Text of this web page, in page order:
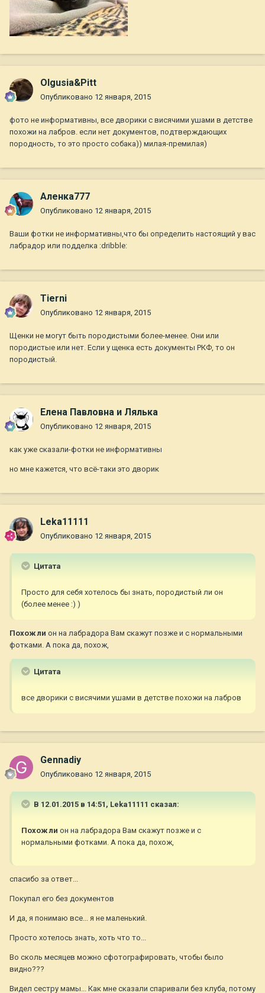
Olgusia&Pitt
Опубликовано 12 января, 2015
фото не информативны, все дворики с висячими ушами в детстве
похожи на лабров. если нет документов, подтверждающих
породность, то это просто собака)) милая-премилая)
Аленка777
Опубликовано 12 января, 2015
Ваши фотки не информативны,что бы определить настоящий у вас
лабрадор или подделка :dribble:
Tierni
Опубликовано 12 января, 2015
Щенки не могут быть породистыми более-менее. Они или
породистые или нет. Если у щенка есть документы РКФ, то он
породистый.
Елена Павловна и Лялька
Опубликовано 12 января, 2015
как уже сказали-фотки не информативны
но мне кажется, что всё-таки это дворик
Leka11111
Опубликовано 12 января, 2015
Цитата
Просто для себя хотелось бы знать, породистый ли он
(более менее :) )
Похож ли он на лабрадора Вам скажут позже и с нормальными
фотками. А пока да, похож,
Цитата
все дворики с висячими ушами в детстве похожи на лабров
Gennadiy
Опубликовано 12 января, 2015
В 12.01.2015 в 14:51, Leka11111 сказал:
Похож ли он на лабрадора Вам скажут позже и с
нормальными фотками. А пока да, похож,
спасибо за ответ...
Покупал его без документов
И да, я понимаю все... я не маленький.
Просто хотелось знать, хоть что то...
Во сколь месяцев можно сфотографировать, чтобы было
видно???
Видел сестру мамы... Как мне сказали спаривали без клуба, потому